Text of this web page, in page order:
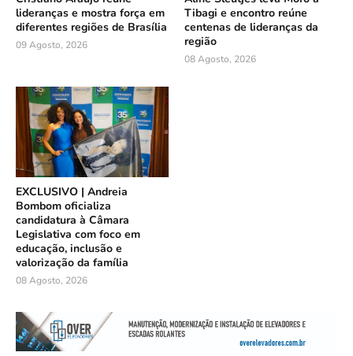
lideranças e mostra força em
diferentes regiões de Brasília
09 Agosto, 2026
Tibagi e encontro reúne
centenas de lideranças da
região
08 Agosto, 2026
EXCLUSIVO | Andreia
Bombom oficializa
candidatura à Câmara
Legislativa com foco em
educação, inclusão e
valorização da família
08 Agosto, 2026